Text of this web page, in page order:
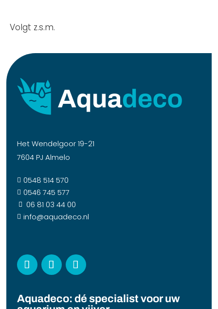
Volgt z.s.m.
Het Wendelgoor 19-21
7604 PJ Almelo
 0548 514 570
 0546 745 577
 06 81 03 44 00
 info@aquadeco.nl
Aquadeco: dé specialist voor uw